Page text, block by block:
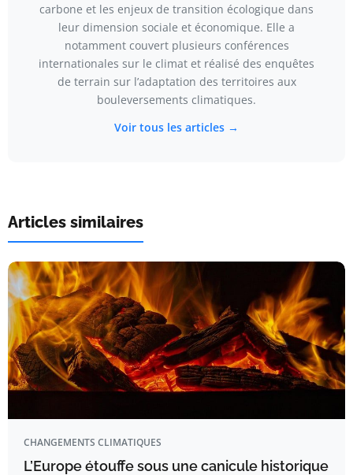
carbone et les enjeux de transition écologique dans
leur dimension sociale et économique. Elle a
notamment couvert plusieurs conférences
internationales sur le climat et réalisé des enquêtes
de terrain sur l’adaptation des territoires aux
bouleversements climatiques.
Voir tous les articles →
Articles similaires
CHANGEMENTS CLIMATIQUES
L’Europe étouffe sous une canicule historique